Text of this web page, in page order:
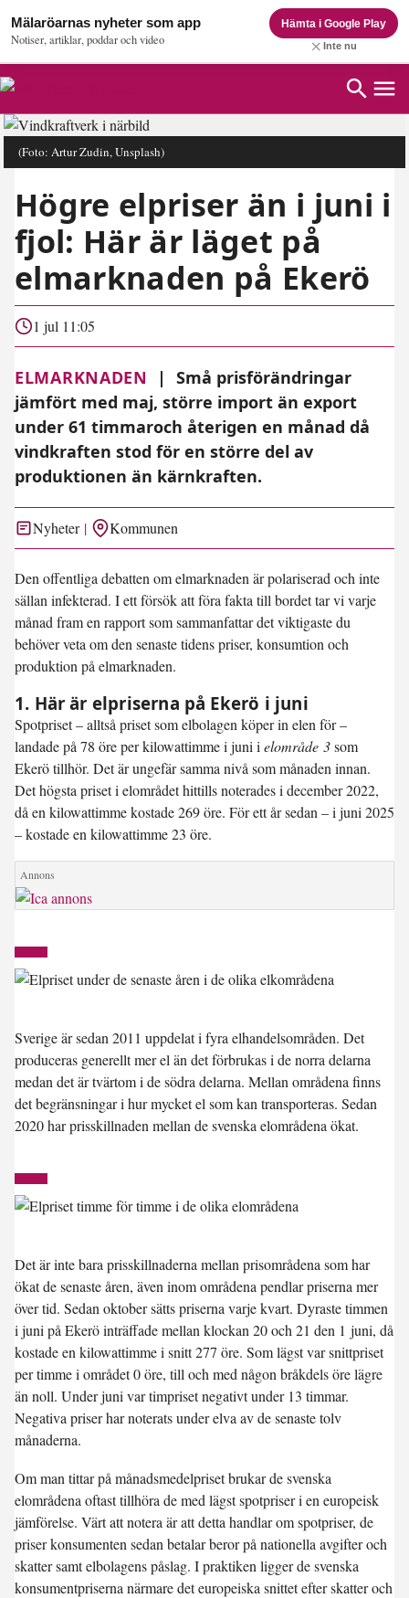
Mälaröarnas nyheter som app
Notiser, artiklar, poddar och video
Hämta i Google Play
Inte nu
(Foto: Artur Zudin, Unsplash)
Högre elpriser än i juni i
fjol: Här är läget på
elmarknaden på Ekerö
1 jul 11:05
ELMARKNADEN |
Små prisförändringar
jämfört med maj, större import än export
under 61 timmaroch återigen en månad då
vindkraften stod för en större del av
produktionen än kärnkraften.
Nyheter Kommunen
Den offentliga debatten om elmarknaden är polariserad och inte
sällan infekterad. I ett försök att föra fakta till bordet tar vi varje
månad fram en rapport som sammanfattar det viktigaste du
behöver veta om den senaste tidens priser, konsumtion och
produktion på elmarknaden.
1. Här är elpriserna på Ekerö i juni
Spotpriset – alltså priset som elbolagen köper in elen för –
landade på 78 öre per kilowattimmei juni i elområde 3som
Ekerö tillhör. Det är ungefär samma nivå som månaden innan.
Det högsta priset i elområdet hittills noterades i december 2022,
då en kilowattimme kostade 269 öre. För ett år sedan – i juni 2025
– kostade en kilowattimme 23 öre.
Sverige är sedan 2011 uppdelat i fyra elhandelsområden. Det
produceras generellt mer el än det förbrukas i de norra delarna
medan det är tvärtom i de södra delarna. Mellan områdena finns
det begränsningar i hur mycket el som kan transporteras. Sedan
2020 har prisskillnaden mellan de svenska elområdena ökat.
Det är inte bara prisskillnaderna mellan prisområdena som har
ökat de senaste åren, även inom områdena pendlar priserna mer
över tid. Sedan oktober sätts priserna varje kvart. Dyraste timmen
i juni på Ekerö inträffade mellan klockan 20 och 21 den 1 juni, då
kostade en kilowattimme i snitt 277 öre. Som lägst var snittpriset
per timme i området 0 öre, till och med någon bråkdels öre lägre
än noll. Under juni var timpriset negativt under 13 timmar.
Negativa priser har noterats under elva av de senaste tolv
månaderna.
Om man tittar på månadsmedelpriset brukar de svenska
elområdena oftast tillhöra de med lägst spotpriser i en europeisk
jämförelse. Värt att notera är att detta handlar om spotpriser, de
priser konsumenten sedan betalar beror på nationella avgifter och
skatter samt elbolagens påslag. I praktiken ligger de svenska
konsumentpriserna närmare det europeiska snittet efter skatter och